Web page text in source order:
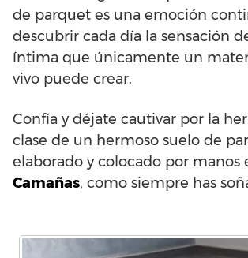
de parquet es una emoción
descubrir cada día la sensación
íntima que únicamente un
vivo puede crear.
Confía y déjate cautivar por la
clase de un hermoso suelo de
elaborado y colocado por manos
Camañas, como siempre has